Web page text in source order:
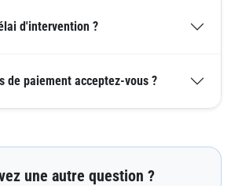
d'intervention ?
de paiement acceptez-vous ?
une autre question ?